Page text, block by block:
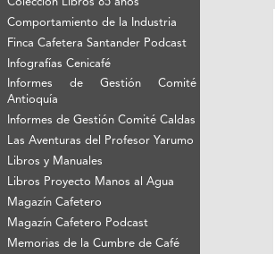
Comportamiento de la Industria
Finca Cafetera Santander Podcast
Infografías Cenicafé
Informes de Gestión Comité
Antioquía
Informes de Gestión Comité Caldas
Las Aventuras del Profesor Yarumo
Libros y Manuales
Libros Proyecto Manos al Agua
Magazín Cafetero
Magazín Cafetero Podcast
Memorias de la Cumbre de Café